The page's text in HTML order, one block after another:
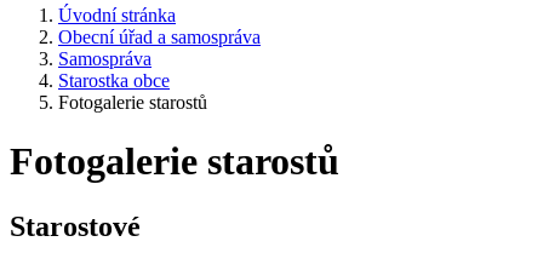
Úvodní stránka
Obecní úřad a samospráva
Samospráva
Starostka obce
Fotogalerie starostů
Fotogalerie starostů
Starostové